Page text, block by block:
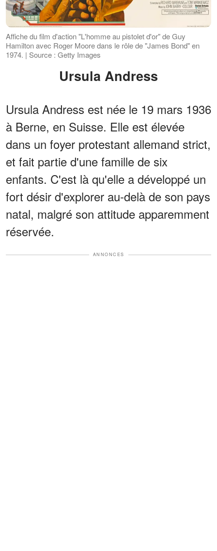
Affiche du film d'action "L'homme au pistolet d'or" de Guy
Hamilton avec Roger Moore dans le rôle de "James Bond" en
1974. | Source : Getty Images
Ursula Andress
Ursula Andress est née le 19 mars 1936
à Berne, en Suisse. Elle est élevée
dans un foyer protestant allemand strict,
et fait partie d'une famille de six
enfants. C'est là qu'elle a développé un
fort désir d'explorer au-delà de son pays
natal, malgré son attitude apparemment
réservée.
ANNONCES